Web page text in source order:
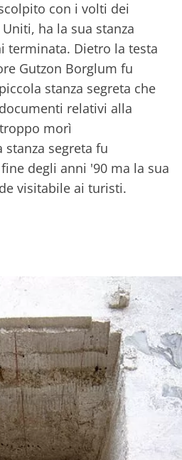
con i volti dei
ha la sua stanza
terminata. Dietro la testa
Gutzon Borglum fu
stanza segreta che
relativi alla
morì
segreta fu
degli anni '90 ma la sua
visitabile ai turisti.